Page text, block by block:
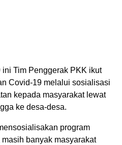
Tim Penggerak PKK ikut
Covid-19 melalui sosialisasi
kepada masyarakat lewat
ke desa-desa.
program
banyak masyarakat